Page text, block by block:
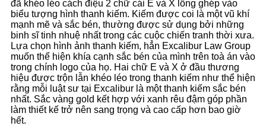
đã khéo léo cách điệu 2 chữ cái E và X lồng ghép vào
biểu tượng hình thanh kiếm. Kiếm được coi là một vũ khí
mạnh mẽ và sắc bén, thường được sử dụng bởi những
binh sĩ tinh nhuệ nhất trong các cuộc chiến tranh thời xưa.
Lựa chọn hình ảnh thanh kiếm, hẳn Excalibur Law Group
muốn thể hiện khía cạnh sắc bén của mình trên toà án vào
trong chính logo của họ. Hai chữ E và X ở đầu thương
hiệu được trộn lẫn khéo léo trong thanh kiếm như thể hiện
rằng mỗi luật sư tại Excalibur là một thanh kiếm sắc bén
nhất. Sắc vàng gold kết hợp với xanh rêu đậm góp phần
làm thiết kế trở nên sang trọng và cao cấp hơn bao giờ
hết.